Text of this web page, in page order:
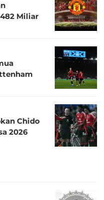
Miliar
Chido
2026